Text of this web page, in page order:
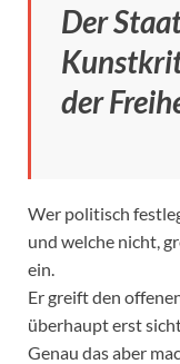
Der
der
Wer politisch
und welche nicht,
ein.
Er greift den
überhaupt erst
Genau das aber